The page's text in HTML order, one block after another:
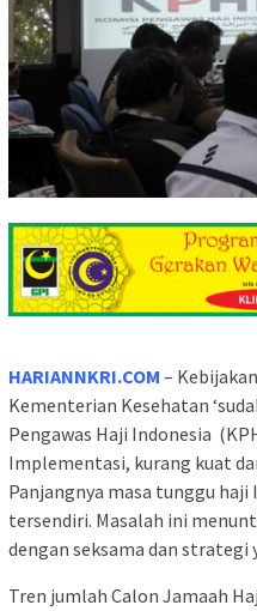
HARIANNKRI.COM –
Kementerian Kesehatan
Pengawas Haji Indonesia
Implementasi, kurang kuat
Panjangnya masa tunggu
tersendiri. Masalah ini
dengan seksama dan
Tren jumlah Calon Jamaah